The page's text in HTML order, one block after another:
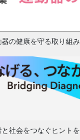
の健康を守る取り組み
社会をつなぐヒント